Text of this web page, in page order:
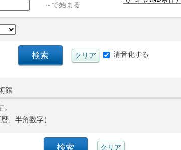
～で始まる
清音化する
館
、半角数字）